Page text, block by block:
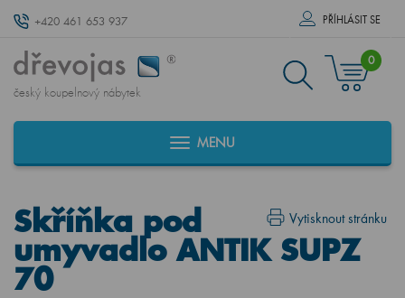
+420 461 653 937 PŘÍHLÁSIT SE
český koupelnový nábytek
0
MENU
Vytisknout stránku
Skříňka pod
umyvadlo ANTIK SUPZ
70